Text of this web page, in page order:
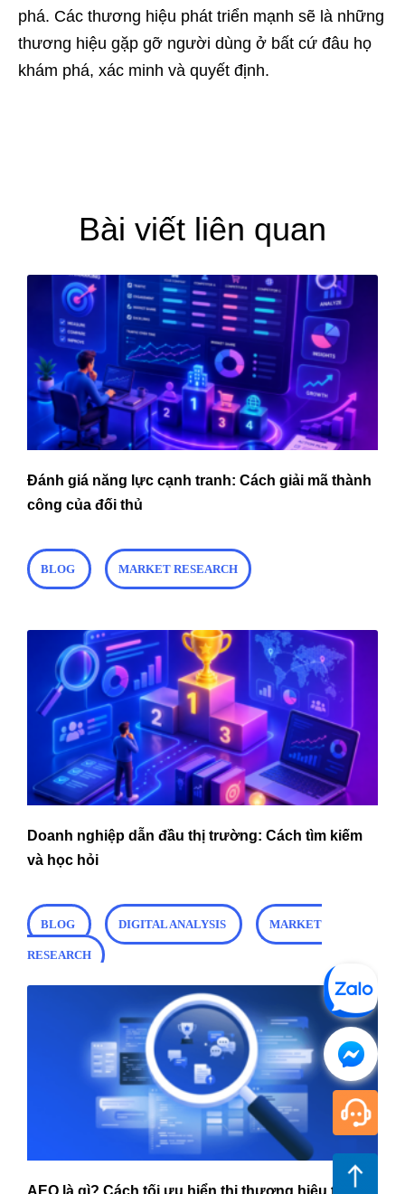
phá. Các thương hiệu phát triển mạnh sẽ là những
thương hiệu gặp gỡ người dùng ở bất cứ đâu họ
khám phá, xác minh và quyết định.
Bài viết liên quan
BLOG MARKET RESEARCH
Đánh giá năng lực cạnh tranh: Cách giải mã thành
công của đối thủ
BLOG DIGITAL ANALYSIS MARKET
RESEARCH
Doanh nghiệp dẫn đầu thị trường: Cách tìm kiếm
và học hỏi